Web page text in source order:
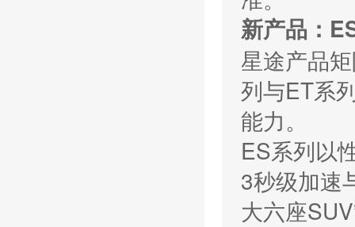
新产品：
星途产品
列与ET系
能力。
ES系列以
3秒级加速
大六座